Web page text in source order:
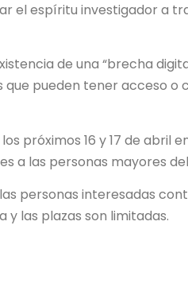
el espíritu investigador a
de una “brecha
pueden tener acceso o
próximos 16 y 17 de abril
a las personas mayores
personas interesadas
y las plazas son limitadas.